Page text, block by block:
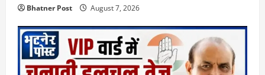
Bhatner Post August 7, 2026